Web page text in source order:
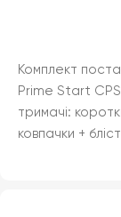
Комплект
Prime Start
тримачі:
ковпачки +